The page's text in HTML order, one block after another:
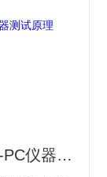
北京锦正茂土壤墒情测试仪SU-PC仪器测试原理